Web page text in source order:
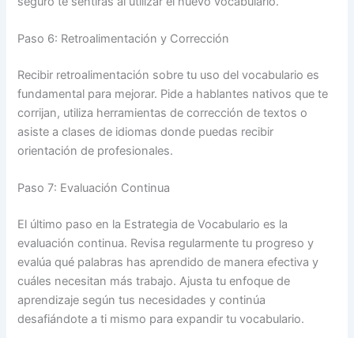
Paso 6: Retroalimentación y Corrección
Recibir retroalimentación sobre tu uso del vocabulario es
fundamental para mejorar. Pide a hablantes nativos que te
corrijan, utiliza herramientas de corrección de textos o
asiste a clases de idiomas donde puedas recibir
orientación de profesionales.
Paso 7: Evaluación Continua
El último paso en la Estrategia de Vocabulario es la
evaluación continua. Revisa regularmente tu progreso y
evalúa qué palabras has aprendido de manera efectiva y
cuáles necesitan más trabajo. Ajusta tu enfoque de
aprendizaje según tus necesidades y continúa
desafiándote a ti mismo para expandir tu vocabulario.